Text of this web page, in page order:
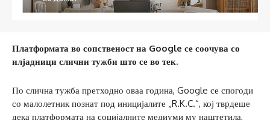
Платформата во сопственост на Google се соочува со
илјадници слични тужби што се во тек.
По слична тужба претходно оваа година, Google се спогоди
со малолетник познат под иницијалите „R.K.C.“, кој тврдеше
дека платформата на социјалните медиуми му наштетила,